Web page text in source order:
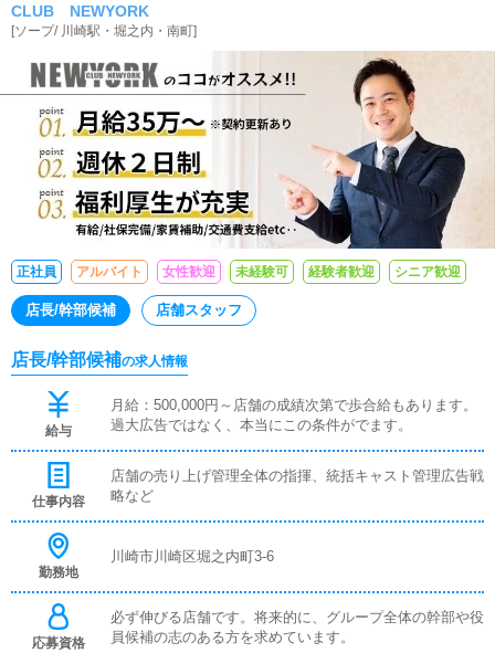
CLUB NEWYORK
[ソープ/ 川崎駅・堀之内・南町]
正社員 アルバイト 女性歓迎 未経験可 経験者歓迎 シニア歓迎
店長/幹部候補 店舗スタッフ
店長/幹部候補の求人情報
給与
月給：500,000円～店舗の成績次第で歩合給もあります。
過大広告ではなく、本当にこの条件がでます。
仕事内容
店舗の売り上げ管理全体の指揮、統括キャスト管理広告戦
略など
勤務地
川崎市川崎区堀之内町3-6
応募資格
必ず伸びる店舗です。将来的に、グループ全体の幹部や役
員候補の志のある方を求めています。